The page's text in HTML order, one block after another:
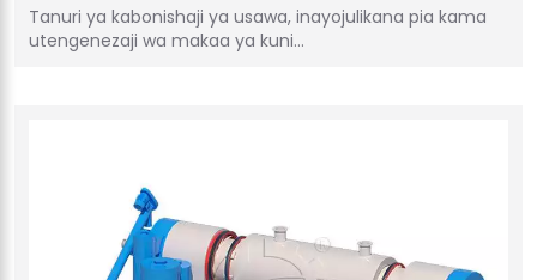
Tanuri ya kabonishaji ya usawa, inayojulikana pia kama
utengenezaji wa makaa ya kuni…